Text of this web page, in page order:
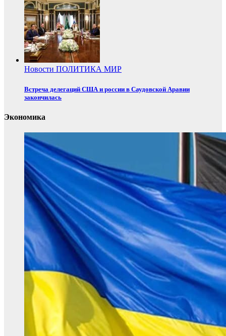
Новости ПОЛИТИКА МИР
Встреча делегаций США и россии в Саудовской Аравии
закончилась
Экономика